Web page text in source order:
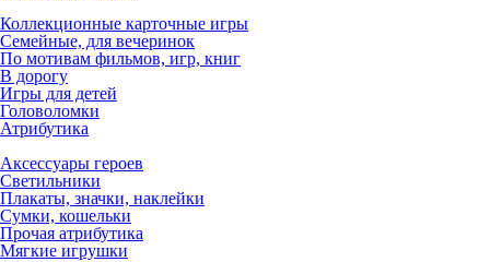
Коллекционные карточные игры
Семейные, для вечеринок
По мотивам фильмов, игр, книг
В дорогу
Игры для детей
Головоломки
Атрибутика
Аксессуары героев
Светильники
Плакаты, значки, наклейки
Сумки, кошельки
Прочая атрибутика
Мягкие игрушки